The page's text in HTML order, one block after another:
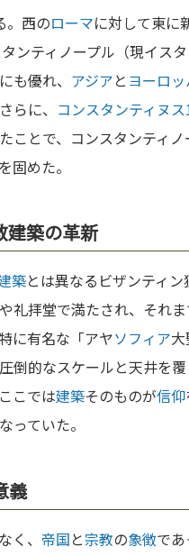
。西のローマに対して東に
ンティノープル（現イス
も優れ、 アジアと ヨーロ
らに、 コンスタンティヌ
ことで、コンスタンティノ
固めた。
建築の革新
築とは異なるビザンティン
礼拝堂で満たされ、それ
に有名な「アヤソフィア
倒的なスケールと天井を
こでは建築そのものが信仰
っていた。
義
く、 帝国と宗教の象徴で